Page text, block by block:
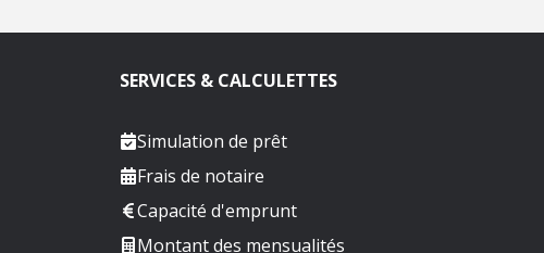
SERVICES & CALCULETTES
Simulation de prêt
Frais de notaire
Capacité d'emprunt
Montant des mensualités